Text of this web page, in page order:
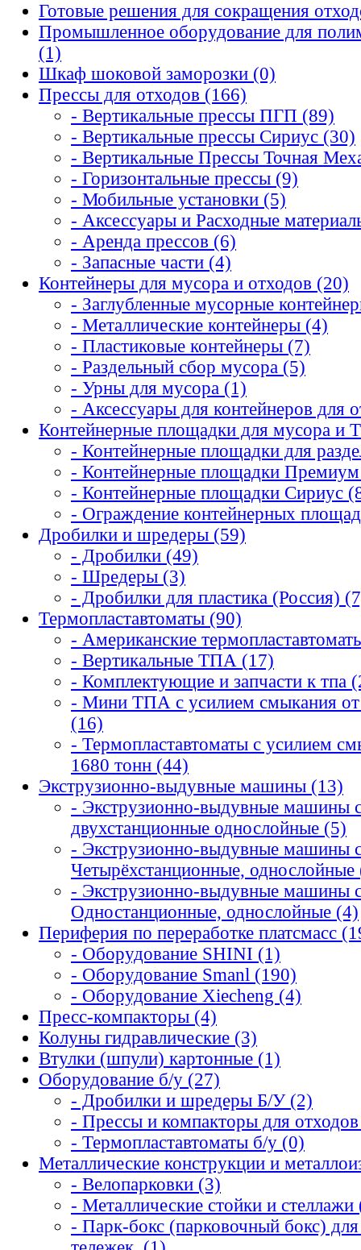
Готовые решения для сокращения
Промышленное оборудование для
(1)
Шкаф шoковoй замоpозки (0)
Прессы для отходов (166)
- Вертикальные прессы ПГП (89)
- Вертикальные прессы Сириус (30)
- Вертикальные Прессы Точная
- Горизонтальные прессы (9)
- Мобильные установки (5)
- Аксессуары и Расходные
- Аренда прессов (6)
- Запасные части (4)
Контейнеры для мусора и отходов (20)
- Заглубленные мусорные
- Металлические контейнеры (4)
- Пластиковые контейнеры (7)
- Раздельный сбор мусора (5)
- Урны для мусора (1)
- Аксессуары для контейнеров для
Контейнерные площадки для мусора и
- Контейнерные площадки для
- Контейнерные площадки
- Контейнерные площадки Сириус
- Ограждение контейнерных
Дробилки и шредеры (59)
- Дробилки (49)
- Шредеры (3)
- Дробилки для пластика (Россия)
Термопластавтоматы (90)
- Американские
- Вертикальные ТПА (17)
- Комплектующие и запчасти к тпа
- Мини ТПА с усилием смыкания от
(16)
- Термопластавтоматы с усилием
1680 тонн (44)
Экструзионно-выдувные машины (13)
- Экструзионно-выдувные машины
двухстанционные однослойные (5)
- Экструзионно-выдувные машины
Четырёхстанционные, однослойные
- Экструзионно-выдувные машины
Одностанционные, однослойные (4)
Периферия по переработке платсмасс
- Оборудование SHINI (1)
- Оборудование Smanl (190)
- Оборудование Xiecheng (4)
Пресс-компакторы (4)
Колуны гидравлические (3)
Втулки (шпули) картонные (1)
Оборудование б/у (27)
- Дробилки и шредеры Б/У (2)
- Прессы и компакторы для
- Термопластавтоматы б/у (0)
Металлические конструкции и
- Велопарковки (3)
- Металлические стойки и стеллажи
- Парк-бокс (парковочный бокс) для